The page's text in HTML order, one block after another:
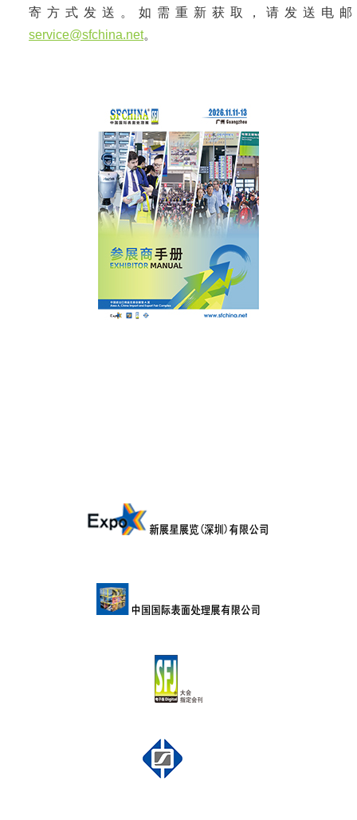
寄方式发送。如需重新获取，请发送电
service@sfchina.net。